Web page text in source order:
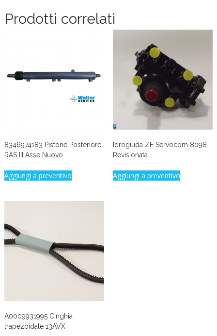
Prodotti correlati
8346974183 Pistone Posteriore
RAS III Asse Nuovo
Aggiungi a preventivo
Idroguida ZF Servocom 8098
Revisionata
Aggiungi a preventivo
A0009931995 Cinghia
trapezoidale 13AVX